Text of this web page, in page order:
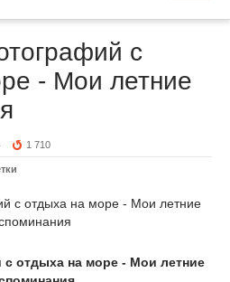
с
- Мои летние
1 710
отдыха на море - Мои летние